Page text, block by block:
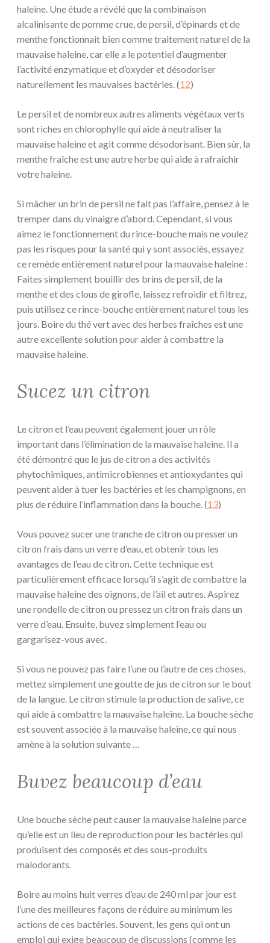
haleine. Une étude a révélé que la combinaison
alcalinisante de pomme crue, de persil, d’épinards et de
menthe fonctionnait bien comme traitement naturel de la
mauvaise haleine, car elle a le potentiel d’augmenter
l’activité enzymatique et d’oxyder et désodoriser
naturellement les mauvaises bactéries. (12)
Le persil et de nombreux autres aliments végétaux verts
sont riches en chlorophylle qui aide à neutraliser la
mauvaise haleine et agit comme désodorisant. Bien sûr, la
menthe fraîche est une autre herbe qui aide à rafraîchir
votre haleine.
Si mâcher un brin de persil ne fait pas l’affaire, pensez à le
tremper dans du vinaigre d’abord. Cependant, si vous
aimez le fonctionnement du rince-bouche mais ne voulez
pas les risques pour la santé qui y sont associés, essayez
ce remède entièrement naturel pour la mauvaise haleine :
Faites simplement bouillir des brins de persil, de la
menthe et des clous de girofle, laissez refroidir et filtrez,
puis utilisez ce rince-bouche entièrement naturel tous les
jours. Boire du thé vert avec des herbes fraîches est une
autre excellente solution pour aider à combattre la
mauvaise haleine.
Sucez un citron
Le citron et l’eau peuvent également jouer un rôle
important dans l’élimination de la mauvaise haleine. Il a
été démontré que le jus de citron a des activités
phytochimiques, antimicrobiennes et antioxydantes qui
peuvent aider à tuer les bactéries et les champignons, en
plus de réduire l’inflammation dans la bouche. (13)
Vous pouvez sucer une tranche de citron ou presser un
citron frais dans un verre d’eau, et obtenir tous les
avantages de l’eau de citron. Cette technique est
particulièrement efficace lorsqu’il s’agit de combattre la
mauvaise haleine des oignons, de l’ail et autres. Aspirez
une rondelle de citron ou pressez un citron frais dans un
verre d’eau. Ensuite, buvez simplement l’eau ou
gargarisez-vous avec.
Si vous ne pouvez pas faire l’une ou l’autre de ces choses,
mettez simplement une goutte de jus de citron sur le bout
de la langue. Le citron stimule la production de salive, ce
qui aide à combattre la mauvaise haleine. La bouche sèche
est souvent associée à la mauvaise haleine, ce qui nous
amène à la solution suivante …
Buvez beaucoup d’eau
Une bouche sèche peut causer la mauvaise haleine parce
qu’elle est un lieu de reproduction pour les bactéries qui
produisent des composés et des sous-produits
malodorants.
Boire au moins huit verres d’eau de 240 ml par jour est
l’une des meilleures façons de réduire au minimum les
actions de ces bactéries. Souvent, les gens qui ont un
emploi qui exige beaucoup de discussions (comme les